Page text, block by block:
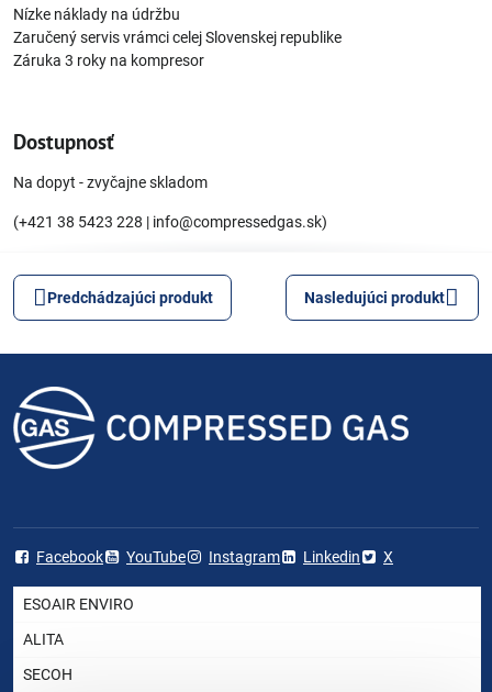
Nízke náklady na údržbu
Zaručený servis vrámci celej Slovenskej republike
Záruka 3 roky na kompresor
Dostupnosť
Na dopyt - zvyčajne skladom
(+421 38 5423 228 | info@compressedgas.sk)
Predchádzajúci produkt Nasledujúci produkt
Facebook YouTube Instagram Linkedin X
ESOAIR ENVIRO
ALITA
SECOH